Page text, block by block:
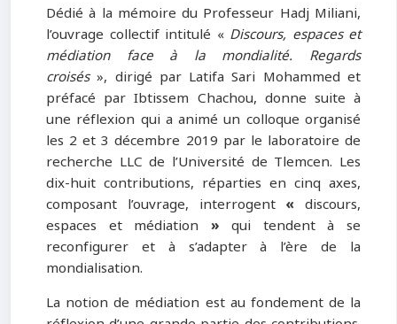
Dédié à la mémoire du Professeur Hadj Miliani,
l’ouvrage collectif intitulé « Discours, espaces et
médiation face à la mondialité. Regards
croisés», dirigé par Latifa Sari Mohammed et
préfacé par Ibtissem Chachou, donne suite à
une réflexion qui a animé un colloque organisé
les 2 et 3 décembre 2019 par le laboratoire de
recherche LLC de l’Université de Tlemcen. Les
dix-huit contributions, réparties en cinq axes,
composant l’ouvrage, interrogent « discours,
espaces et médiation »qui tendent à se
reconfigurer et à s’adapter à l’ère de la
mondialisation.
La notion de médiation est au fondement de la